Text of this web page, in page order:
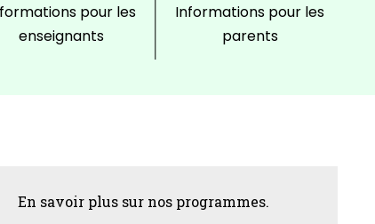
pour les
enseignants
Informations pour les
parents
Sidebar
En savoir plus sur nos programmes.